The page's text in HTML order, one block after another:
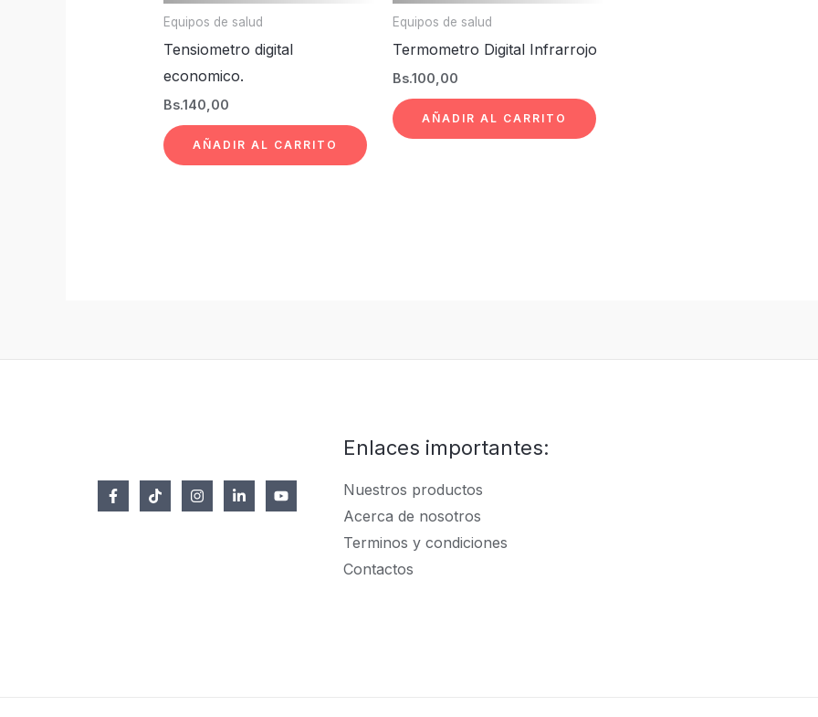
Equipos de salud
Tensiometro digital
economico.
Bs.140,00
AÑADIR AL CARRITO
Equipos de salud
Termometro Digital Infrarrojo
Bs.100,00
AÑADIR AL CARRITO
Enlaces importantes:
Nuestros productos
Acerca de nosotros
Terminos y condiciones
Contactos